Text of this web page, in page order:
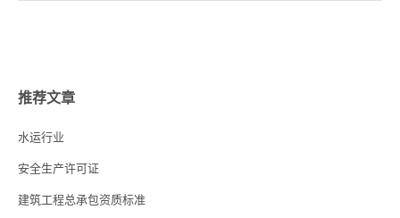
推荐文章
水运行业
安全生产许可证
建筑工程总承包资质标准